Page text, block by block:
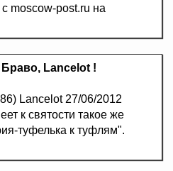
moscow-post.ru на
Браво, Lancelot !
Lancelot 27/06/2012
к святости такое же
туфелька к туфлям".